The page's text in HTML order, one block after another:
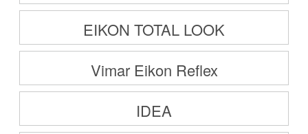
EIKON TOTAL LOOK
Vimar Eikon Reflex
IDEA